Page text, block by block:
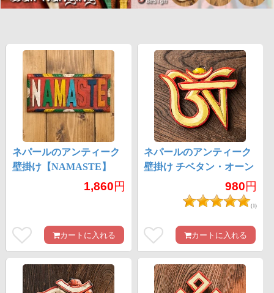
ネパールのアンティーク
壁掛け【NAMASTE】
1,860円
カートに入れる
ネパールのアンティーク
壁掛け チベタン・オーン
980円
(1)
カートに入れる